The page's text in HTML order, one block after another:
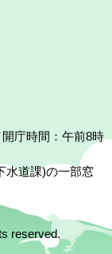
庁時間：午前8時
水道課)の一部窓
reserved.